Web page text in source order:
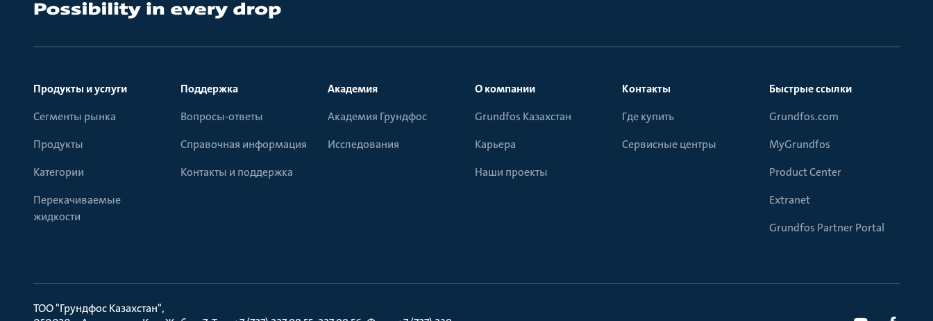
Продукты и услуги
Сегменты рынка
Продукты
Категории
Перекачиваемые
жидкости
Поддержка
Вопросы-ответы
Справочная информация
Контакты и поддержка
Академия
Академия Грундфос
Исследования
О компании
Grundfos Казахстан
Карьера
Наши проекты
Контакты
Где купить
Сервисные центры
Быстрые ссылки
Grundfos.com
MyGrundfos
Product Center
Extranet
Grundfos Partner Portal
ТОО "Грундфос Казахстан"